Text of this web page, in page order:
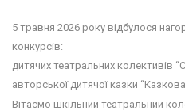
5 травня 2026 року відбулося
конкурсів:
дитячих театральних колективів
авторської дитячої казки “Казкова
Вітаємо шкільний театральний